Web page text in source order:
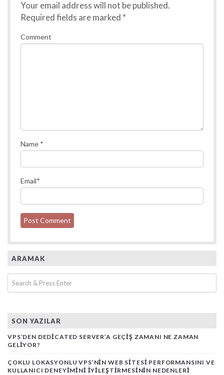
Your email address will not be published.
Required fields are marked *
Comment
Name *
Email*
ARAMAK
SON YAZILAR
VPS’DEN DEDICATED SERVER’A GEÇIŞ ZAMANI NE ZAMAN
GELIYOR?
ÇOKLU LOKASYONLU VPS’NIN WEB SITESI PERFORMANSINI VE
KULLANICI DENEYIMINI İYILEŞTIRMESININ NEDENLERI